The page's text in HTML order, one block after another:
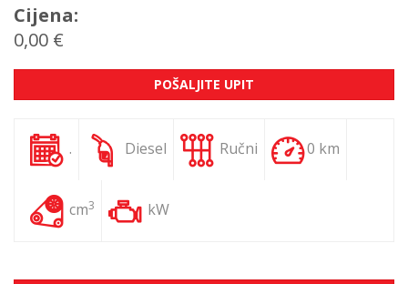
Cijena:
0,00 €
POŠALJITE UPIT
. Diesel Ručni 0 km
cm3 kW